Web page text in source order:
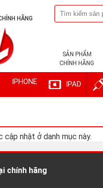
HÃNG
SẢN PHẨM
CHÍNH HÃNG
IPHONE IPAD
nhật ở danh mục này.
chính hãng